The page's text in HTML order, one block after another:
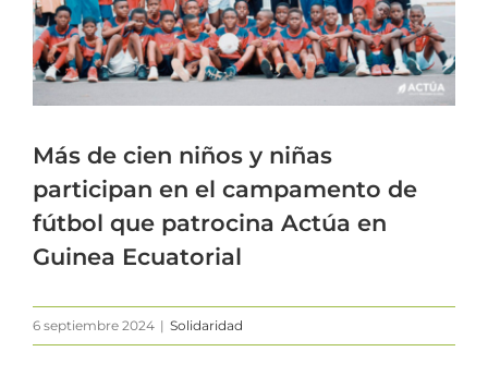
Más de cien niños y niñas
participan en el campamento de
fútbol que patrocina Actúa en
Guinea Ecuatorial
6 septiembre 2024 | Solidaridad